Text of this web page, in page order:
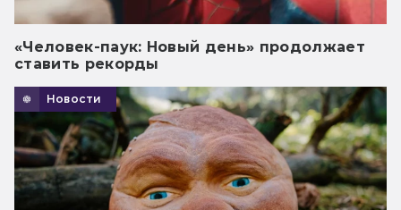
«Человек-паук: Новый день» продолжает
ставить рекорды
Новости